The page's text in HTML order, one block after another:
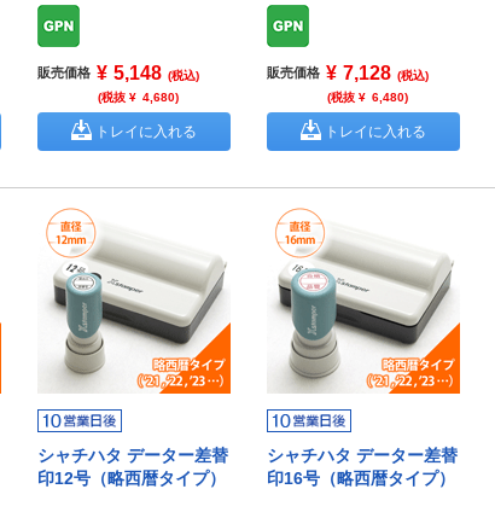
販売価格 ¥ 5,148 (税込)
(税抜 ¥ 4,680)
トレイに入れる
販売価格 ¥ 7,128 (税込)
(税抜 ¥ 6,480)
トレイに入れる
シャチハタ データー差替
印12号（略西暦タイプ）
シャチハタ データー差替
印16号（略西暦タイプ）